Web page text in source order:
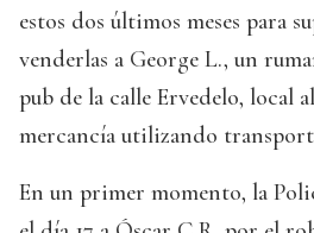
estos dos últimos meses para
venderlas a George L., un
pub de la calle Ervedelo, local
mercancía utilizando
En un primer momento, la